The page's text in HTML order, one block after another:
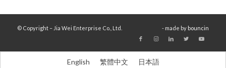
© Copyright – Jia Wei Enterprise Co., Ltd. - made by bouncin
English 繁體中文 日本語